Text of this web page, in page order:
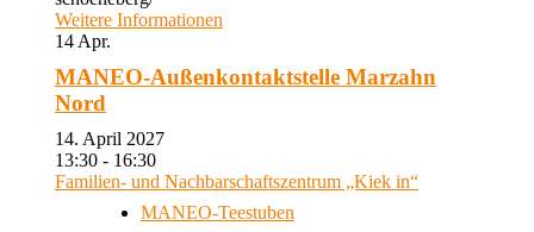
Weitere Informationen
14 Apr.
MANEO-Außenkontaktstelle Marzahn
Nord
14. April 2027
13:30 - 16:30
Familien- und Nachbarschaftszentrum „Kiek in“
MANEO-Teestuben